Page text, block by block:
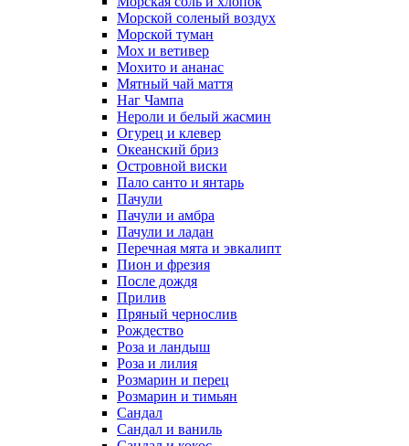
Морской соленый воздух
Морской туман
Мох и ветивер
Мохито и ананас
Мятный чай маття
Наг Чампа
Нероли и белый жасмин
Огурец и клевер
Океанский бриз
Островной виски
Пало санто и янтарь
Пачули
Пачули и амбра
Пачули и ладан
Перечная мята и эвкалипт
Пион и фрезия
После дождя
Прилив
Пряный чернослив
Рождество
Роза и ландыш
Роза и лилия
Розмарин и перец
Розмарин и тимьян
Сандал
Сандал и ваниль